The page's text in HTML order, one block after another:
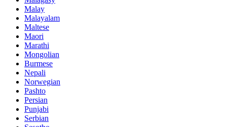
Malay
Malayalam
Maltese
Maori
Marathi
Mongolian
Burmese
Nepali
Norwegian
Pashto
Persian
Punjabi
Serbian